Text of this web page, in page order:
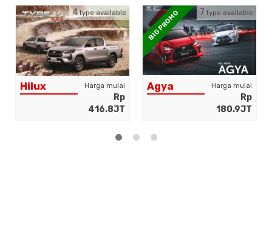
Hilux Harga mulai
Rp
416.8JT
4type available
Agya Harga mulai
Rp
180.9JT
BIG PROMO 7type available